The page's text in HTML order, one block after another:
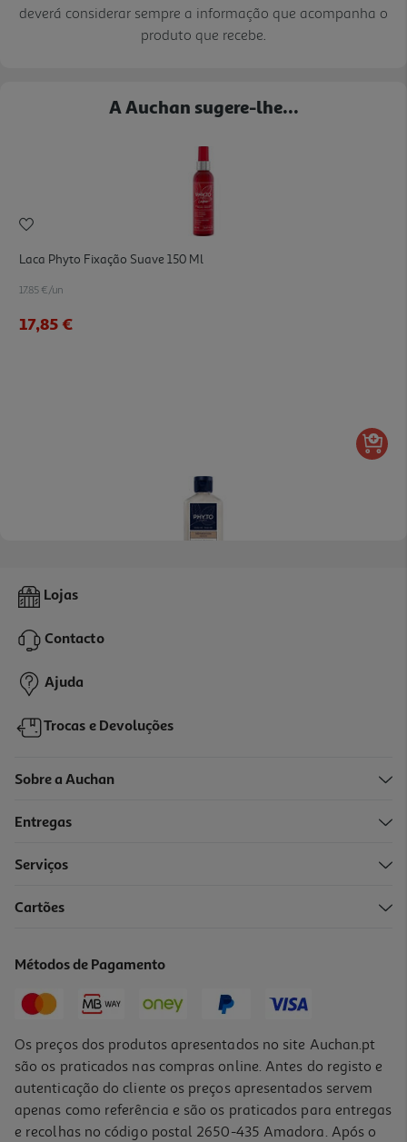
deverá considerar sempre a informação que acompanha o
produto que recebe.
A Auchan sugere-lhe...
Laca Phyto Fixação Suave 150 Ml
17.85 €/un
17,85 €
Champo Phyto Reparação 100ml
6,90 €
Lojas
Contacto
Ajuda
Trocas e Devoluções
Sobre a Auchan
Entregas
Serviços
Cartões
Métodos de Pagamento
Os preços dos produtos apresentados no site Auchan.pt
são os praticados nas compras online. Antes do registo e
autenticação do cliente os preços apresentados servem
apenas como referência e são os praticados para entregas
e recolhas no código postal 2650-435 Amadora. Após o